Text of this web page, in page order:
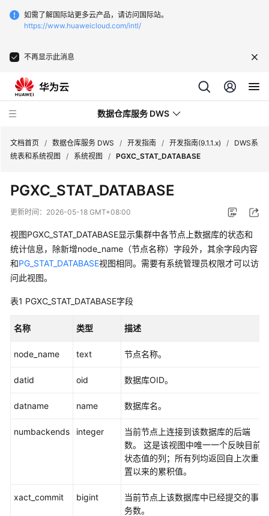
如需了解国际站更多云产品，请访问国际站。
https://www.huaweicloud.com/intl/
不再显示此消息
数据仓库服务 DWS
新
动
服
务
公
品
绍
计
说
文档首页 / 数据仓库服务 DWS / 开发指南 / 开发指南(9.1.1.x) /
DWS系
统表和系统视图
/ 系统视图 / PGXC_STAT_DATABASE
PGXC_STAT_DATABASE
更新时间： 2026-05-18 GMT+08:00
视图PGXC_STAT_DATABASE显示集群中各节点上数据库的状态和
统计信息，除新增node_name（节点名称）字段外，其余字段内容
和PG_STAT_DATABASE视图相同。需要有系统管理员权限才可以访
问此视图。
表1 PGXC_STAT_DATABASE字段
名称 类型 描述
node_name text 节点名称。
datid oid 数据库OID。
datname name 数据库名。
numbackends integer
当前节点上连接到该数据库的后端
数。 这是该视图中唯一一个反映目前
状态值的列；所有列均返回自上次重
置以来的累积值。
xact_commit bigint
当前节点上该数据库中已经提交的事
务数。